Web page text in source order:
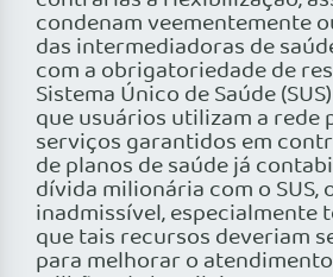
condenam veementemente
das intermediadoras de
com a obrigatoriedade de
Sistema Único de Saúde
que usuários utilizam a rede
serviços garantidos em
de planos de saúde já
dívida milionária com o SUS,
inadmissível, especialmente
que tais recursos deveriam
para melhorar o